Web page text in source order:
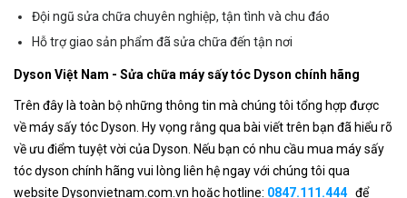
Đội ngũ sửa chữa chuyên nghiệp, tận tình và chu đáo
Hỗ trợ giao sản phẩm đã sửa chữa đến tận nơi
Dyson Việt Nam - Sửa chữa máy sấy tóc Dyson chính hãng
Trên đây là toàn bộ những thông tin mà chúng tôi tổng hợp được
về máy sấy tóc Dyson. Hy vọng rằng qua bài viết trên bạn đã hiểu rõ
về ưu điểm tuyệt vời của Dyson. Nếu bạn có nhu cầu mua máy sấy
tóc dyson chính hãng vui lòng liên hệ ngay với chúng tôi qua
website Dysonvietnam.com.vn hoặc hotline: 0847.111.444 để